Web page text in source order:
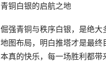
青铜白银的启航之地
倔强青铜与秩序白银，是绝
地图布局，明白推塔才是最
本真的快乐，每一场胜利都